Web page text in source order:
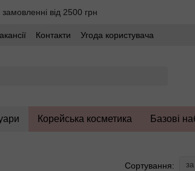
від 2500 грн
Контакти
Угода користувача
Корейська косметика Базові
Сортування: